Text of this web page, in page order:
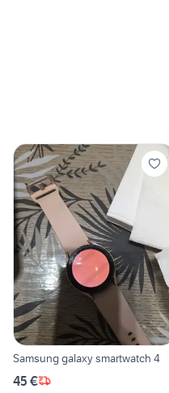
Samsung galaxy smartwatch 4
45 €